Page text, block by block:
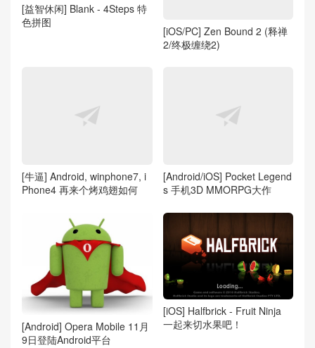
[益智休闲] Blank - 4Steps 特
色拼图
[iOS/PC] Zen Bound 2 (释禅
2/终极缠绕2)
[牛逼] Android, winphone7, i
Phone4 再来个烤鸡翅如何
[Android/iOS] Pocket Legend
s 手机3D MMORPG大作
[Android] Opera Mobile 11月
9日登陆Android平台
[iOS] Halfbrick - Fruit Ninja
一起来切水果吧！